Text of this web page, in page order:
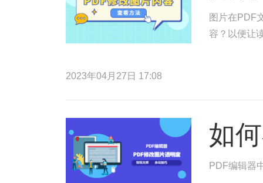
图片在PDF
容？以便让
2023年04月27日 17:08
如
PDF编辑器